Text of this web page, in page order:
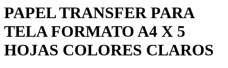
PAPEL TRANSFER PARA
TELA FORMATO A4 X 5
HOJAS COLORES CLAROS